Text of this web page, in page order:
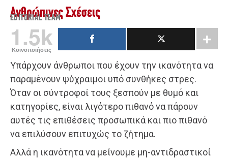
Ανθρώπινες Σχέσεις
EDITORIAL TEAM
1.5k
Κοινοποιήσεις
Υπάρχουν άνθρωποι που έχουν την ικανότητα να
παραμένουν ψύχραιμοι υπό συνθήκες στρες.
Όταν οι σύντροφοί τους ξεσπούν με θυμό και
κατηγορίες, είναι λιγότερο πιθανό να πάρουν
αυτές τις επιθέσεις προσωπικά και πιο πιθανό
να επιλύσουν επιτυχώς το ζήτημα.
Αλλά η ικανότητα να μείνουμε μη-αντιδραστικοί